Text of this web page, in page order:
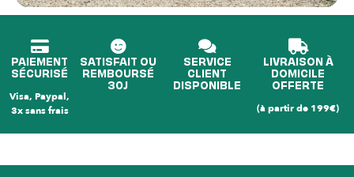
PAIEMENT
SÉCURISÉ
Visa, Paypal,
3x sans frais
SATISFAIT OU
REMBOURSÉ
30J
SERVICE
CLIENT
DISPONIBLE
LIVRAISON À
DOMICILE
OFFERTE
(à partir de 199€)